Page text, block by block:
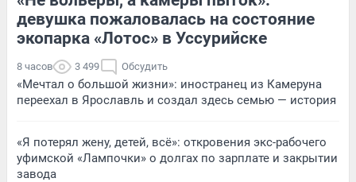
девушка пожаловалась на состояние
экопарка «Лотос» в Уссурийске
8 часов 3 499 Обсудить
«Мечтал о большой жизни»: иностранец из Камеруна
переехал в Ярославль и создал здесь семью — история
«Я потерял жену, детей, всё»: откровения экс-рабочего
уфимской «Лампочки» о долгах по зарплате и закрытии
завода